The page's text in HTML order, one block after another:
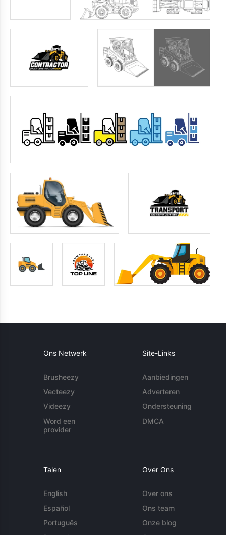
Ons Netwerk
Brusheezy
Vecteezy
Videezy
Word een
provider
Site-Links
Aanbiedingen
Adverteren
Ondersteuning
DMCA
Talen
English
Español
Português
Over Ons
Over ons
Ons team
Onze blog